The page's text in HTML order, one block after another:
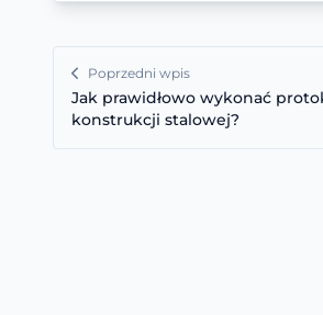
Poprzedni wpis
Jak prawidłowo wykonać
konstrukcji stalowej?